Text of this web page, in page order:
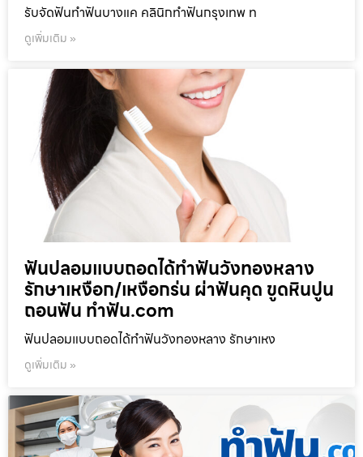
รับจัดฟันทำฟันบางแค คลินิกทำฟันกรุงเทพ ท
ดูเพิ่มเติม »
ฟันปลอมแบบถอดได้ทำฟันวังทองหลาง
รักษาเหงือก/เหงือกร่น ผ่าฟันคุด ขูดหินปูน
ถอนฟัน ทำฟัน.com
ฟันปลอมแบบถอดได้ทำฟันวังทองหลาง รักษาเหง
ดูเพิ่มเติม »